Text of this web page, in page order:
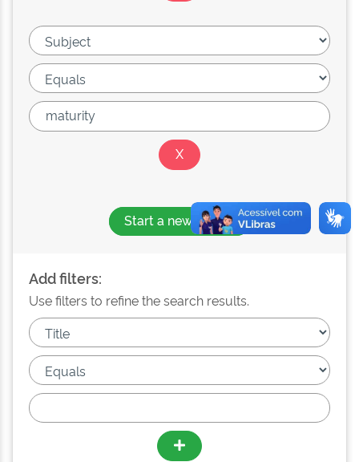
Start a new search
Add filters:
Use filters to refine the search results.